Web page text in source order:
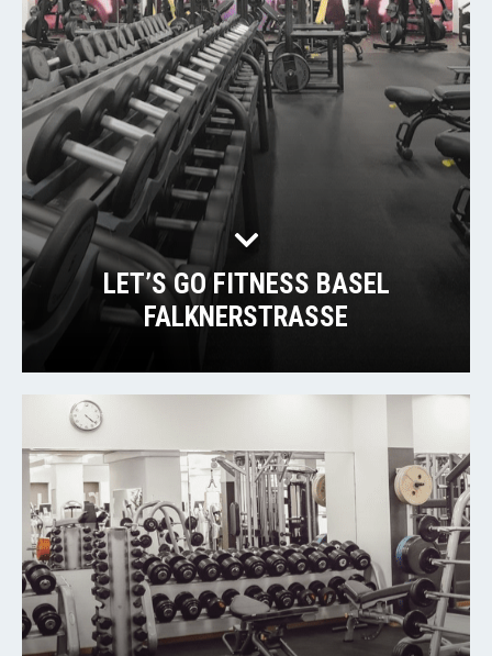
LET’S GO FITNESS BASEL
FALKNERSTRASSE